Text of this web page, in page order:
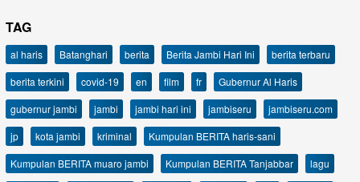
TAG
al haris Batanghari berita Berita Jambi Hari Ini
berita terbaru
berita terkini
covid-19 en film fr
Gubernur Al Haris
gubernur jambi
jambi jambi hari ini jambiseru
jambiseru.com
jp
kota jambi kriminal
Kumpulan BERITA haris-sani
Kumpulan BERITA muaro jambi
Kumpulan BERITA Tanjabbar
lagu